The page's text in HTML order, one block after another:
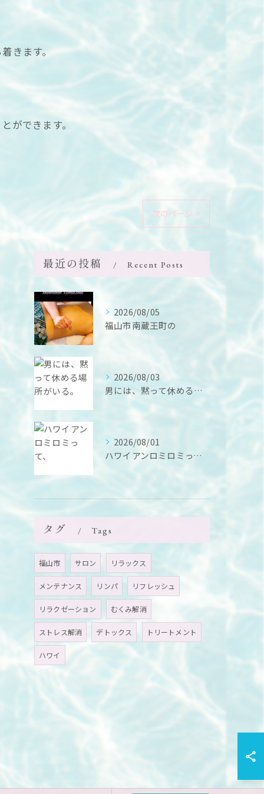
きます。
ができます。
次のページ >
最近の投稿 Recent Posts
2026/08/05
福山市南蔵王町の
2026/08/03
男には、黙って休める場所がいる。
2026/08/01
ハワイアンロミロミって、
タグ Tags
福山市 サロン リラックス
メンテナンス リンパ リフレッシュ
リラクゼーション むくみ解消
ストレス解消 デトックス トリートメント
ハワイ